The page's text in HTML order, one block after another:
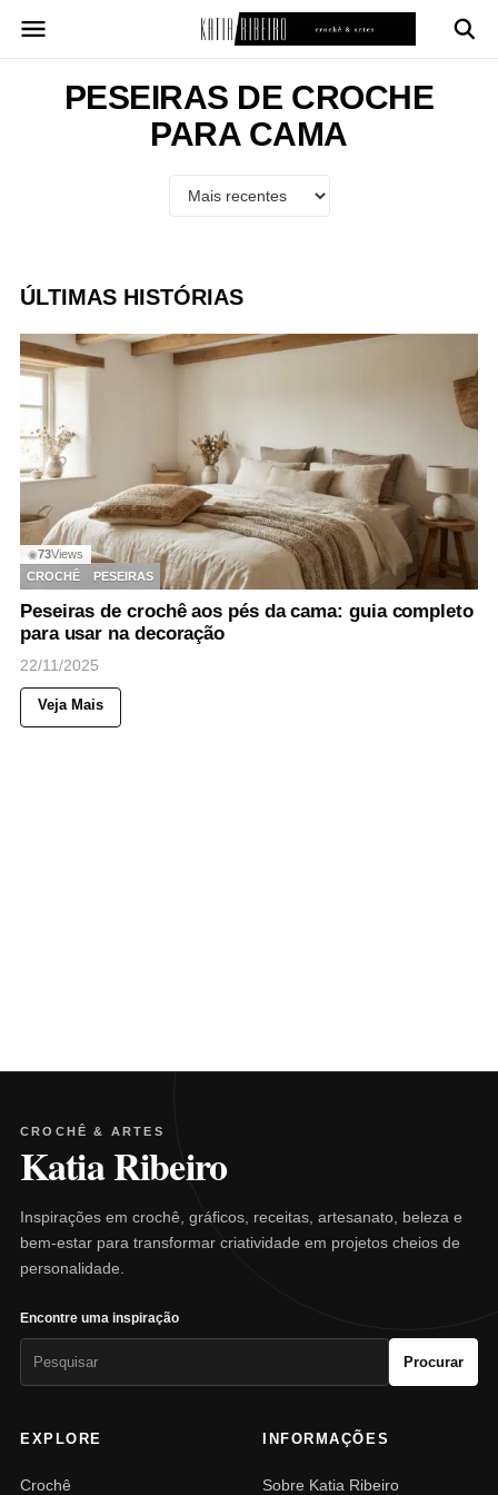
para
conteúdoPESEIRAS DE CROCHE
PARA CAMA
ÚLTIMAS HISTÓRIAS
◉73Views
CROCHÊ
PESEIRAS
Peseiras de crochê aos pés da cama: guia completo
para usar na decoração
22/11/2025
Veja Mais
CROCHÊ & ARTES
Katia Ribeiro
Inspirações em crochê, gráficos, receitas, artesanato, beleza e
bem-estar para transformar criatividade em projetos cheios de
personalidade.
Encontre uma inspiração
Procurar
EXPLORE
Crochê
INFORMAÇÕES
Sobre Katia Ribeiro